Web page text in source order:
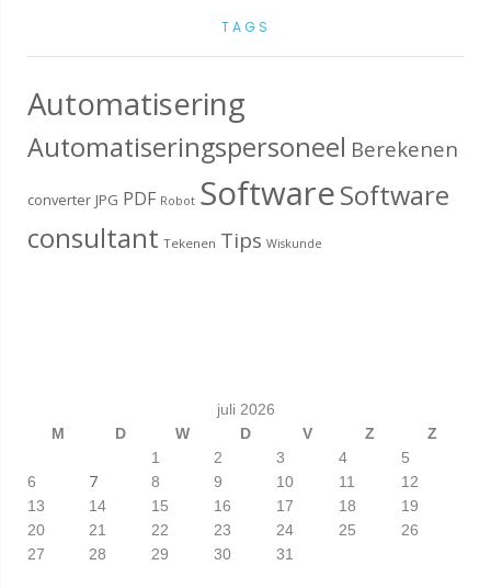
TAGS
Automatisering
Automatiseringspersoneel Berekenen
converter JPG PDF Robot SoftwareSoftware
consultant Tekenen Tips Wiskunde
juli 2026
M
D W D V Z
Z
1
2 3 4
5
6
7 8 9 10 11
12
13
14 15 16 17 18
19
20
21 22 23 24 25
26
27
28 29 30 31